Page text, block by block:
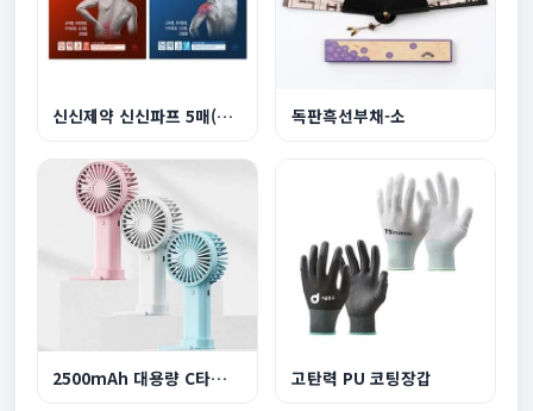
신신제약 신신파프 5매(핫/쿨) 독판흑선부채-소
2500mAh 대용량 C타입 충전식 손풍기 미니선풍기 고탄력 PU 코팅장갑